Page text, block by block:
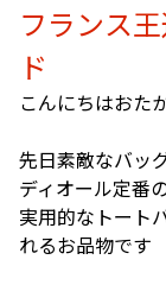
フランス
ド
こんにちはおた
先日素敵なバッ
ディオール定番
実用的なトート
れるお品物です